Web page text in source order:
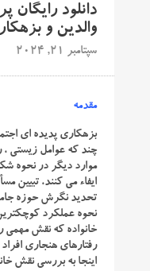
دانلود رایگان
والدین و
سپتامبر 21, 2024
مقدمه
بزهکاری پدیده ای
چند که عوامل زیستی ،
موارد دیگر در نحوه
ایفاء می‌ كنند، تبیین
تحدید نگرش حوزه
نحوه عملكرد
خانواده كه نقش مهمی
رفتارهای هنجاری
اینجا به بررسی نقش